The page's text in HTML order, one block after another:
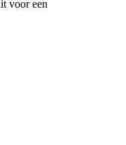
voor een